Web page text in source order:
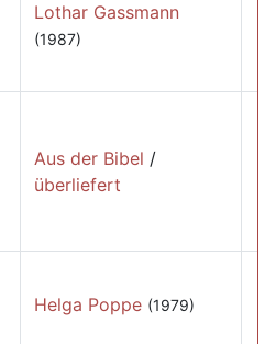
Lothar Gassmann
(1987)
Aus der Bibel /
überliefert
Helga Poppe (1979)